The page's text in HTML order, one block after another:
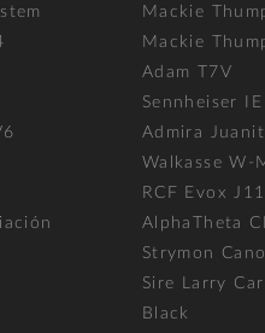
Mackie
Mackie
Adam T7V
Sennheiser
Admira
Walkasse W-
RCF Evox J11
AlphaTheta
Strymon
Sire Larry
Black